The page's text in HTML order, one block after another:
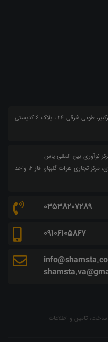
شعبه 1 یزد: دفتر مرکزی : یزد، صفائیه بلوار امیرکبیر، طوبی شرقی 24 ، پلاک 6 کدپستی
نوآوری بین المللی یاس
شعبه هرات: افغانستان، هرات، جاده لیسه مهری، مرکز تجاری هرات گلبهار، فاز ۲، واحد
03538207289
09106105867